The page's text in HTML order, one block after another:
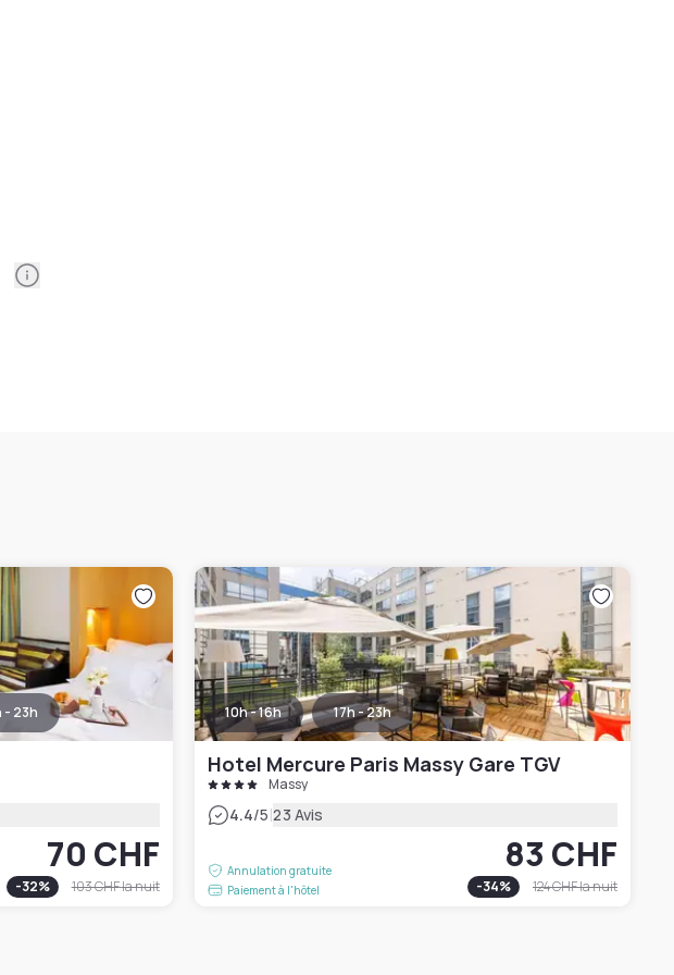
Information
- 23h
70 CHF
-32% 103 CHFla nuit
10h - 16h 17h - 23h
Hotel Mercure Paris Massy Gare TGV
Massy
4.4/5|23 Avis
Annulation gratuite
Paiement à l'hôtel
83 CHF
-34% 124 CHFla nuit